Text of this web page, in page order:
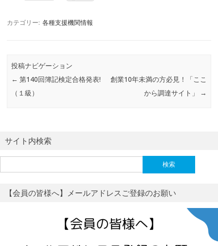
カテゴリー: 各種支援機関情報
投稿ナビゲーション
← 第140回簿記検定合格発表!
（１級）
創業10年未満の方必見！「ここ
から調達サイト」
→
サイト内検索
索:
【会員の皆様へ】メールアドレスご登録のお願い